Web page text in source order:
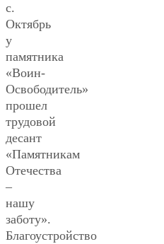
с.
Октябрь
у
памятника
«Воин-
Освободитель»
прошел
трудовой
десант
«Памятникам
Отечества
–
нашу
заботу».
Благоустройство